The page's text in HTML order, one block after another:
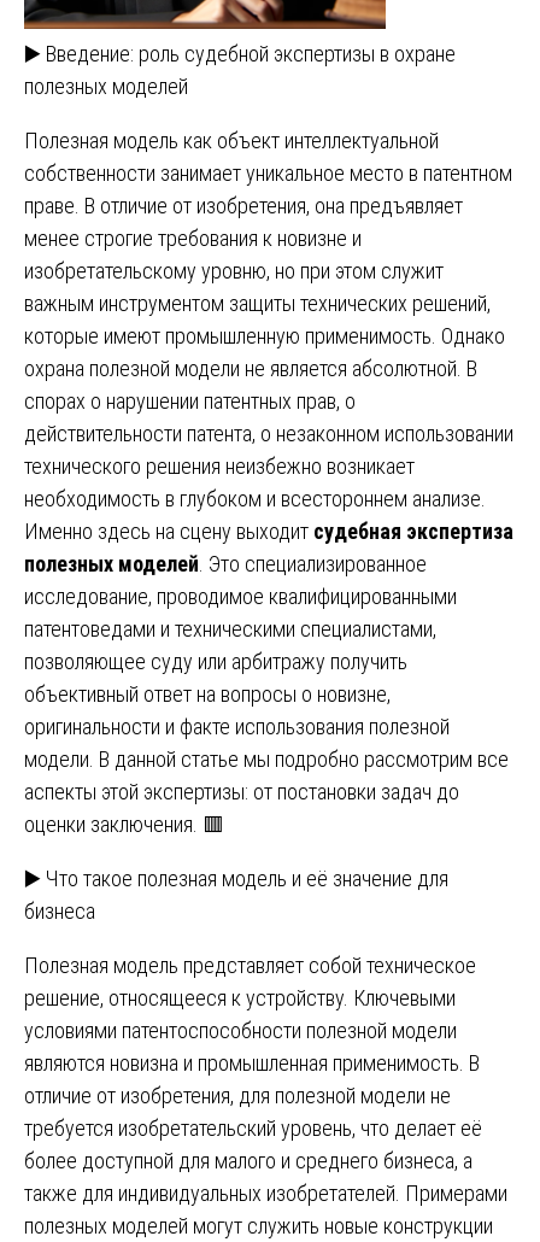
▶️ Введение: роль судебной экспертизы в охране
полезных моделей
Полезная модель как объект интеллектуальной
собственности занимает уникальное место в патентном
праве. В отличие от изобретения, она предъявляет
менее строгие требования к новизне и
изобретательскому уровню, но при этом служит
важным инструментом защиты технических решений,
которые имеют промышленную применимость. Однако
охрана полезной модели не является абсолютной. В
спорах о нарушении патентных прав, о
действительности патента, о незаконном использовании
технического решения неизбежно возникает
необходимость в глубоком и всестороннем анализе.
Именно здесь на сцену выходит судебная экспертиза
полезных моделей . Это специализированное
исследование, проводимое квалифицированными
патентоведами и техническими специалистами,
позволяющее суду или арбитражу получить
объективный ответ на вопросы о новизне,
оригинальности и факте использования полезной
модели. В данной статье мы подробно рассмотрим все
аспекты этой экспертизы: от постановки задач до
оценки заключения. 🟥
▶️ Что такое полезная модель и её значение для
бизнеса
Полезная модель представляет собой техническое
решение, относящееся к устройству. Ключевыми
условиями патентоспособности полезной модели
являются новизна и промышленная применимость. В
отличие от изобретения, для полезной модели не
требуется изобретательский уровень, что делает её
более доступной для малого и среднего бизнеса, а
также для индивидуальных изобретателей. Примерами
полезных моделей могут служить новые конструкции